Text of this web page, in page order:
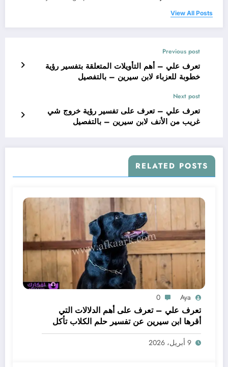
View All Posts
Previous post
تعرف علي – أهم التأويلات المتعلقة بتفسير رؤية
خطوبة للعزباء لابن سيرين – بالتفصيل
Next post
تعرف علي – تعرف على تفسير رؤية خروج شي
غريب من الأنف لابن سيرين – بالتفصيل
RELATED POSTS
Aya
0
تعرف علي – تعرف على أهم الدلالات التي
أقرها ابن سيرين عن تفسير حلم الكلاب تأكل
لحم – بالتفصيل
9 أبريل، 2026